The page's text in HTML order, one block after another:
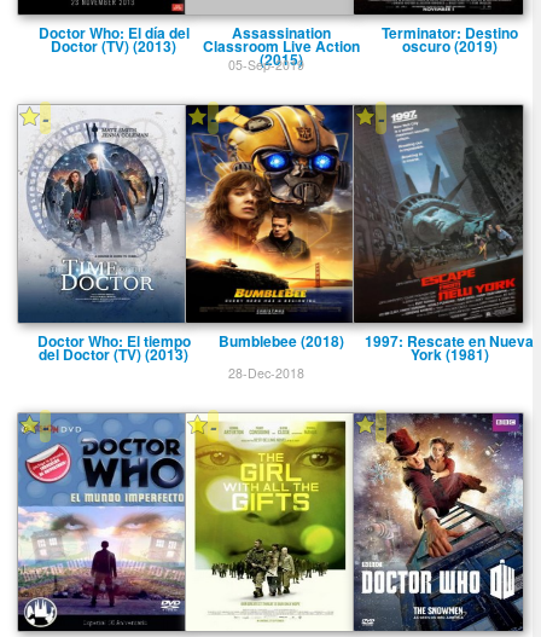
Doctor Who: El dí­a del
Doctor (TV) (2013)
Assassination
Classroom Live Action
(2015)
05-Sep-2019
Terminator: Destino
oscuro (2019)
-
Doctor Who: El tiempo
del Doctor (TV) (2013)
-
Bumblebee (2018)
28-Dec-2018
-
1997: Rescate en Nueva
York (1981)
- - -